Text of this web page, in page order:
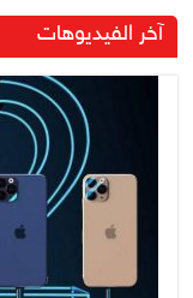
آخر الفيديوهات